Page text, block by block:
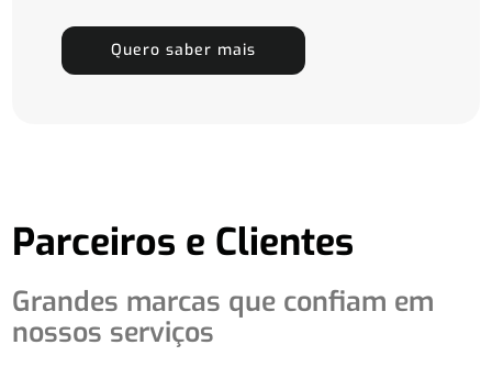
Quero saber mais
Parceiros e Clientes
Grandes marcas que confiam em
nossos serviços